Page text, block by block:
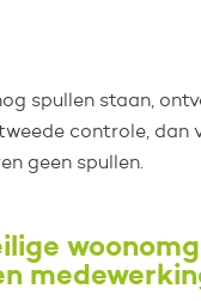
spullen staan,
controle, dan
geen spullen.